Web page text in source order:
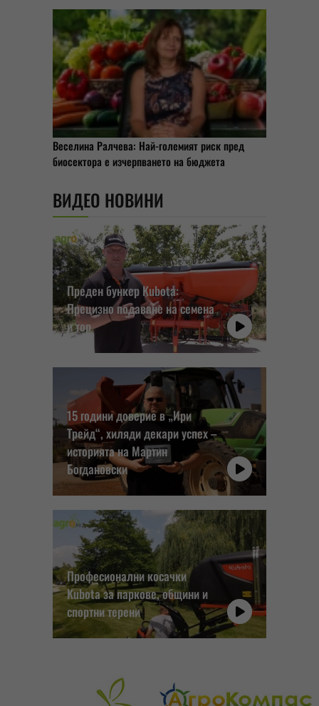
Веселина Ралчева: Най-големият риск пред
биосектора е изчерпването на бюджета
ВИДЕО НОВИНИ
Преден бункер Kubota:
Прецизно подаване на семена
и тор
15 години доверие в „Ири
Трейд“, хиляди декари успех –
историята на Мартин
Богдановски
Професионални косачки
Kubota за паркове, общини и
спортни терени